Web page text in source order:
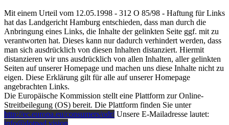
Mit einem Urteil vom 12.05.1998 - 312 O 85/98 - Haftung für Links
hat das Landgericht Hamburg entschieden, dass man durch die
Anbringung eines Links, die Inhalte der gelinkten Seite ggf. mit zu
verantworten hat. Dieses kann nur dadurch verhindert werden, dass
man sich ausdrücklich von diesen Inhalten distanziert. Hiermit
distanzieren wir uns ausdrücklich von allen Inhalten, aller gelinkten
Seiten auf unserer Homepage und machen uns diese Inhalte nicht zu
eigen. Diese Erklärung gilt für alle auf unserer Homepage
angebrachten Links.
Die Europäische Kommission stellt eine Plattform zur Online-
Streitbeilegung (OS) bereit. Die Plattform finden Sie unter
http://ec.europa.eu/consumers/odr/Unsere E-Mailadresse lautet: